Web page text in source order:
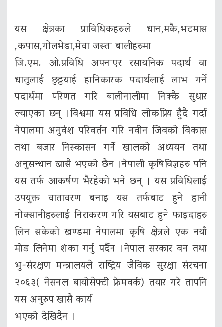
यस क्षेत्रका प्राविधिकहरुले धान,मकै,भटमास
,कपास,गोलभेडा,मेवा जस्ता बालीहरुमा
जि.एम. ओ.प्रविधि अपनाएर रसायनिक पदार्थ वा
धातुलाई छुट्टयाई हानिकारक पदार्थलाई लाभ गर्ने
पदार्थमा परिणत गरि बालीनालीमा निक्कै सुधार
ल्याएका छन् ।विश्वमा यस प्रविधि लोकप्रिय हुँदै गर्दा
नेपालमा अनुवंश परिवर्तन गरि नवीन जिवको विकास
तथा बजार निस्कासन गर्ने खालको अध्ययन तथा
अनुसन्धान खासै भएको छैन ।नेपाली कृषिविज्ञहरु पनि
यस तर्फ आकर्षण भैरहेको भने छन् । यस प्रविधिलाई
उपयुक्त वातावरण बनाइ यस तर्फबाट हुने हानी
नोक्सानीहरुलाई निराकरण गरि यसबाट हुने फाइदाहरु
लिन सकेको खण्डमा नेपालमा कृषि क्षेत्रले एक नयाँ
माेड लिनेमा शंका गर्नु पर्दैन ।नेपाल सरकार वन तथा
भु-संरक्षण मन्त्रालयले राष्ट्रिय जैविक सुरक्षा संरचना
२०६३( नेसनल बायोसेफ्टी फ्रेमवर्क) तयार गरे तापनि
यस अनुरुप खासै कार्य
भएको देखिदैन ।